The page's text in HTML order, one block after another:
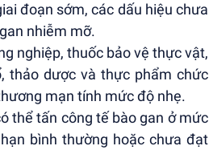
đoạn sớm, các dấu hiệu chưa
nhiễm mỡ.
nghiệp, thuốc bảo vệ thực vật,
thảo dược và thực phẩm chức
mạn tính mức độ nhẹ.
thể tấn công tế bào gan ở mức
bình thường hoặc chưa đạt